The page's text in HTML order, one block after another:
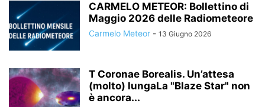
CARMELO METEOR: Bollettino di
Maggio 2026 delle Radiometeore
Carmelo Meteor - 13 Giugno 2026
T Coronae Borealis. Un’attesa
(molto) lungaLa "Blaze Star" non
è ancora...